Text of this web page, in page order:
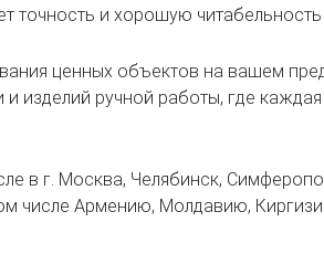
точность и хорошую читабельность
ценных объектов на вашем
изделий ручной работы, где
в г. Москва, Челябинск,
числе Армению, Молдавию,